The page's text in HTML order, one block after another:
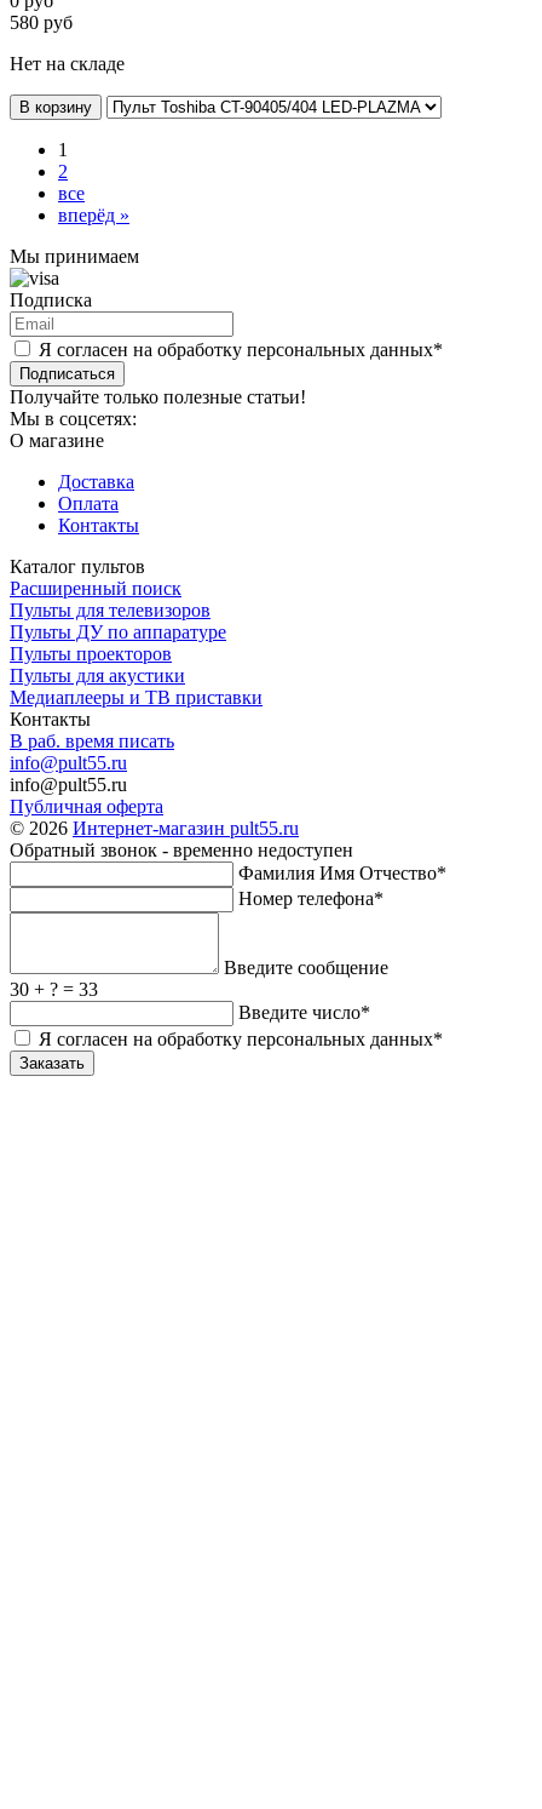
580 руб
Нет на складе
В корзину
1
2
все
вперёд »
Мы принимаем
Подписка
Я согласен на обработку персональных данных*
Подписаться
Получайте только полезные статьи!
Мы в соцсетях:
О магазине
Доставка
Оплата
Контакты
Каталог пультов
Расширенный поиск
Пульты для телевизоров
Пульты ДУ по аппаратуре
Пульты проекторов
Пульты для акустики
Медиаплееры и ТВ приставки
Контакты
В раб. время писать
info@pult55.ru
info@pult55.ru
Публичная оферта
© 2026 Интернет-магазин pult55.ru
Обратный звонок - временно недоступен
Фамилия Имя Отчество*
Номер телефона*
Введите сообщение
30 + ? = 33
Введите число*
Я согласен на обработку персональных данных*